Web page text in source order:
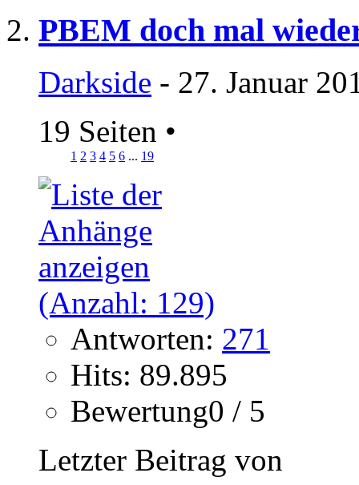
PBEM doch mal
Darkside - 27. Januar
19 Seiten •
1 2 3 4 5 6 ... 19
Antworten: 271
Hits: 89.895
Bewertung0 / 5
Letzter Beitrag von